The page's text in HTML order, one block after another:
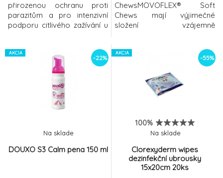
přirozenou ochranu proti
parazitům a pro intenzivní
podporu citlivého zažívání u
Canvit Antiparasitic se
podávají nejen jako
přirozená ochrana proti
ChewsMOVOFLEX® Soft
Chews mají výjimečné
složení vzájemně
pomáhají udržovat zdraví a
pohyblivost kloubů u psů
všech věkových kategorií.•
Výjimečné a komplexní
složení synergických, vysoce
mobility již za 7
AKCIA
-22%
DOUXO S3 Calm pena 150 ml
Na sklade
AKCIA
-55%
100%
Clorexyderm wipes
dezinfekční ubrousky
15x20cm 20ks
Na sklade